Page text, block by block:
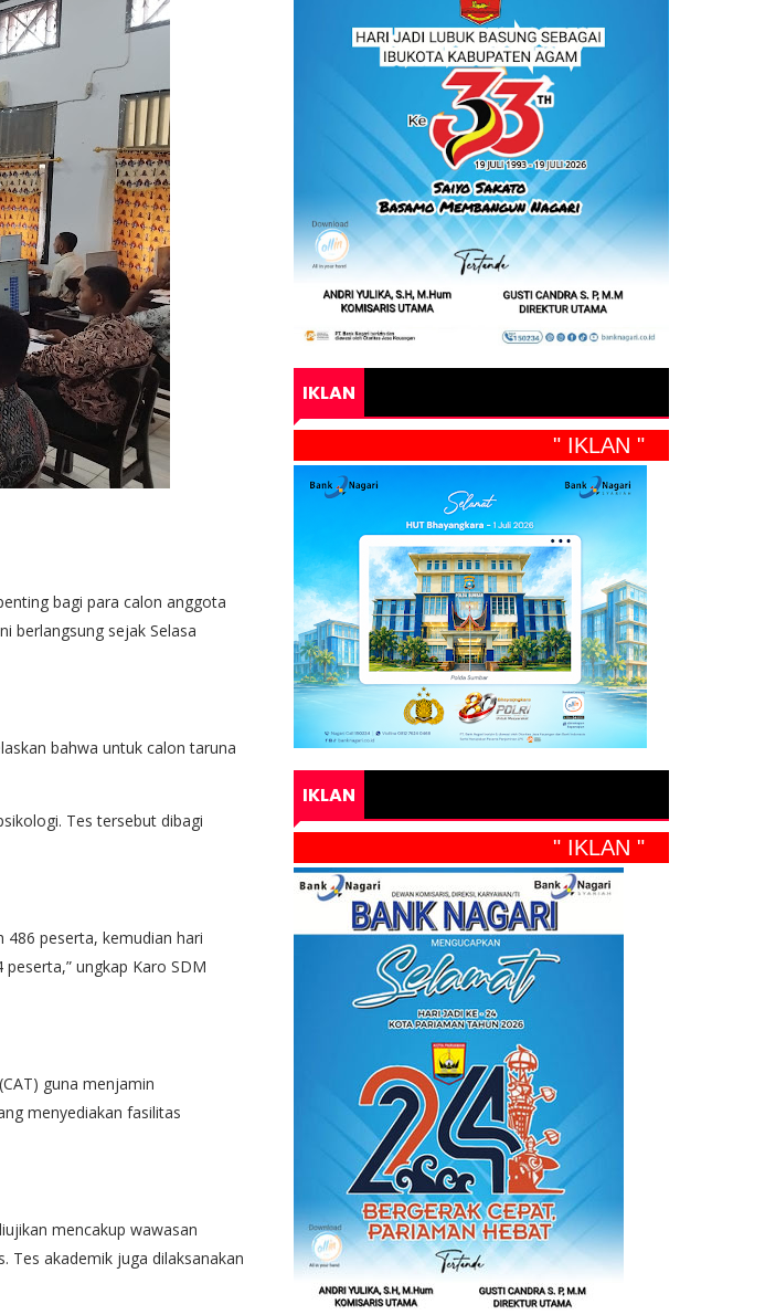
bagi para calon anggota
berlangsung sejak Selasa
bahwa untuk calon taruna
Tes tersebut dibagi
486 peserta, kemudian hari
ungkap Karo SDM
guna menjamin
menyediakan fasilitas
mencakup wawasan
Tes akademik juga dilaksanakan
IKLAN
" IKLAN "
IKLAN
" IKLAN "